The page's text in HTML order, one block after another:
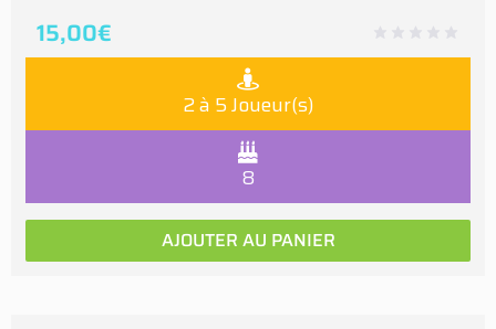
15,00€
2 à 5 Joueur(s)
8
AJOUTER AU PANIER